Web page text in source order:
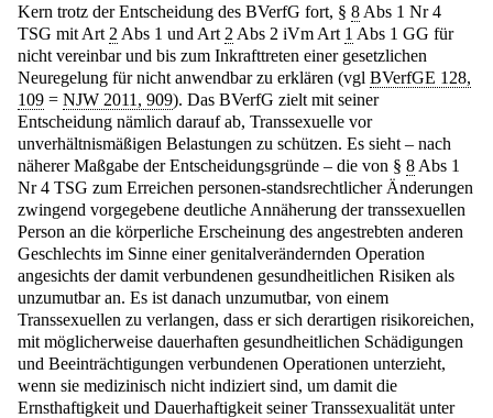
Kern trotz der Entscheidung des BVerfG fort, § 8 Abs 1 Nr 4
TSG mit Art 2 Abs 1 und Art 2 Abs 2 iVm Art 1 Abs 1 GG für
nicht vereinbar und bis zum Inkrafttreten einer gesetzlichen
Neuregelung für nicht anwendbar zu erklären (vgl BVerfGE 128,
109 = NJW 2011, 909). Das BVerfG zielt mit seiner
Entscheidung nämlich darauf ab, Transsexuelle vor
unverhältnismäßigen Belastungen zu schützen. Es sieht – nach
näherer Maßgabe der Entscheidungsgründe – die von § 8 Abs 1
Nr 4 TSG zum Erreichen personen-standsrechtlicher Änderungen
zwingend vorgegebene deutliche Annäherung der transsexuellen
Person an die körperliche Erscheinung des angestrebten anderen
Geschlechts im Sinne einer genitalverändernden Operation
angesichts der damit verbundenen gesundheitlichen Risiken als
unzumutbar an. Es ist danach unzumutbar, von einem
Transsexuellen zu verlangen, dass er sich derartigen risikoreichen,
mit möglicherweise dauerhaften gesundheitlichen Schädigungen
und Beeinträchtigungen verbundenen Operationen unterzieht,
wenn sie medizinisch nicht indiziert sind, um damit die
Ernsthaftigkeit und Dauerhaftigkeit seiner Transsexualität unter